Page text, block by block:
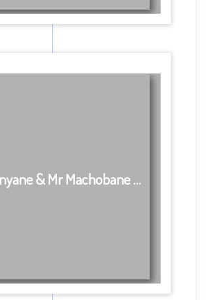
& Mr Machobane …